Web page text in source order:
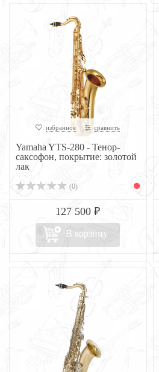
избранное сравнить
Yamaha YTS-280 - Тенор-
саксофон, покрытие: золотой
лак
(0)
127 500 ₽
В корзину